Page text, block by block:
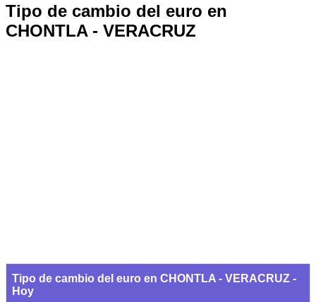
Tipo de cambio del euro en
CHONTLA - VERACRUZ
Tipo de cambio del euro en CHONTLA - VERACRUZ -
Hoy